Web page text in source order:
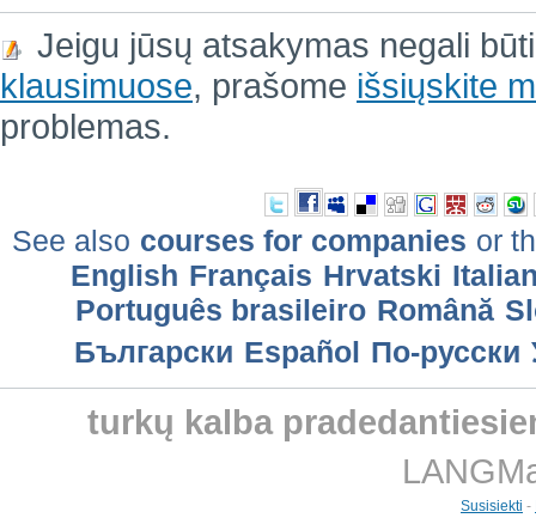
Jeigu jūsų atsakymas negali
klausimuose, prašome išsiųskite
problemas.
See also courses for companies or
English Français Hrvatski
Português brasileiro Română
Български Еspañol По-русски
turkų kalba
Susisiekti -